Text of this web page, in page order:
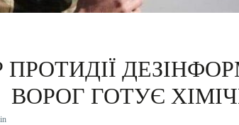
ВОРОГ ГОТУЄ